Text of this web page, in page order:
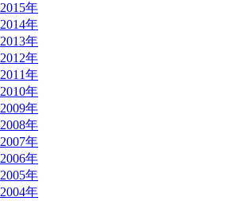
2015年
2014年
2013年
2012年
2011年
2010年
2009年
2008年
2007年
2006年
2005年
2004年